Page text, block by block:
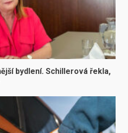
bydlení. Schillerová řekla,